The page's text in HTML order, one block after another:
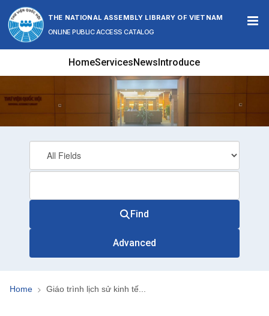
Skip to content
THE NATIONAL ASSEMBLY LIBRARY OF VIETNAM
ONLINE PUBLIC ACCESS CATALOG
HomeServicesNewsIntroduce
Find
Advanced
Home Giáo trình lịch sử kinh tế...